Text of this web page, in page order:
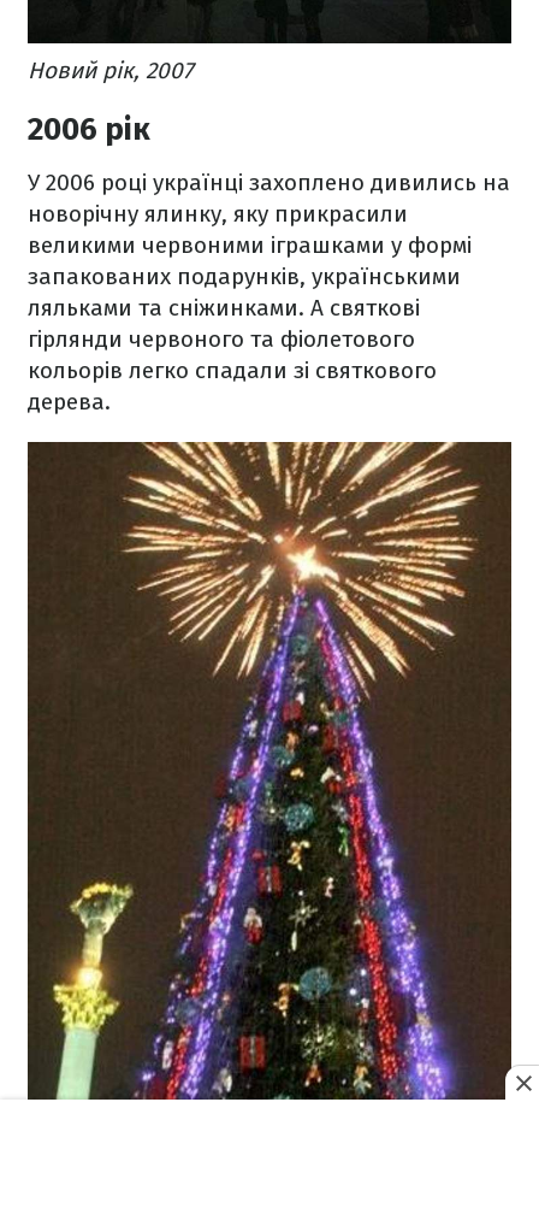
Новий рік, 2007
2006 рік
У 2006 році українці захоплено дивились на
новорічну ялинку, яку прикрасили
великими червоними іграшками у формі
запакованих подарунків, українськими
ляльками та сніжинками. А святкові
гірлянди червоного та фіолетового
кольорів легко спадали зі святкового
дерева.